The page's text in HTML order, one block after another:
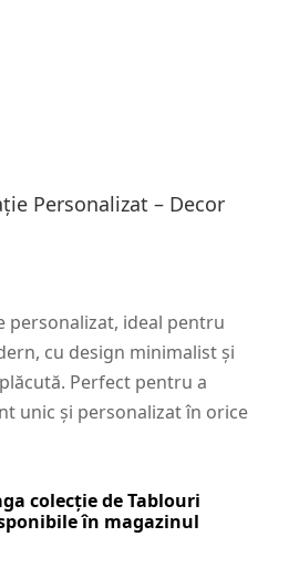
Personalizat – Decor
personalizat, ideal pentru
cu design minimalist și
Perfect pentru a
unic și personalizat în orice
colecție deTablouri
în magazinul